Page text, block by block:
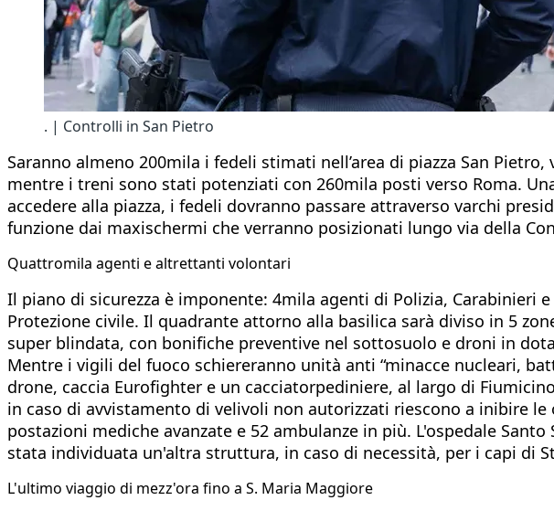
. | Controlli in San Pietro
Saranno almeno 200mila i fedeli stimati nell’area di piazza San
mentre i treni sono stati potenziati con 260mila posti verso Roma.
accedere alla piazza, i fedeli dovranno passare attraverso varchi
funzione dai maxischermi che verranno posizionati lungo via della
Quattromila agenti e altrettanti volontari
Il piano di sicurezza è imponente: 4mila agenti di Polizia, Carabinieri
Protezione civile. Il quadrante attorno alla basilica sarà diviso in 5
super blindata, con bonifiche preventive nel sottosuolo e droni in
Mentre i vigili del fuoco schiereranno unità anti “minacce nucleari,
drone, caccia Eurofighter e un cacciatorpediniere, al largo di
in caso di avvistamento di velivoli non autorizzati riescono a inibire
postazioni mediche avanzate e 52 ambulanze in più. L'ospedale
stata individuata un'altra struttura, in caso di necessità, per i capi di
L'ultimo viaggio di mezz'ora fino a S. Maria Maggiore